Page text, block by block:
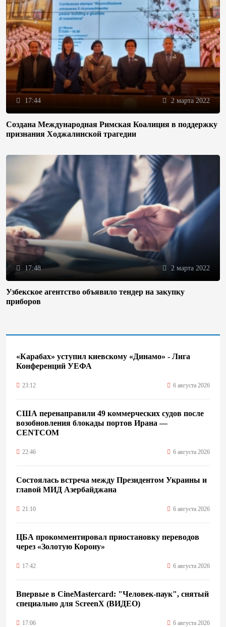
17:44 2 марта 2022
Создана Международная Римская Коалиция в поддержку
признания Ходжалинской трагедии
17:48 2 марта 2022
Узбекское агентство объявило тендер на закупку
приборов
«Карабах» уступил киевскому «Динамо» - Лига
Конференций УЕФА
23:12 6 августа 2026
США перенаправили 49 коммерческих судов после
возобновления блокады портов Ирана —
CENTCOM
22:46 6 августа 2026
Состоялась встреча между Президентом Украины и
главой МИД Азербайджана
21:10 6 августа 2026
ЦБА прокомментировал приостановку переводов
через «Золотую Корону»
17:42 6 августа 2026
Впервые в CineMastercard: "Человек-паук", снятый
специально для ScreenX (ВИДЕО)
17:06 6 августа 2026